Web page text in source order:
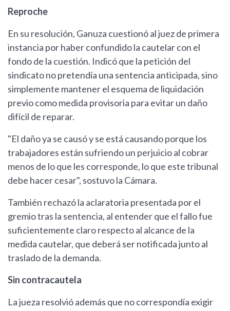
Reproche
En su resolución, Ganuza cuestionó al juez de primera
instancia por haber confundido la cautelar con el
fondo de la cuestión. Indicó que la petición del
sindicato no pretendía una sentencia anticipada, sino
simplemente mantener el esquema de liquidación
previo como medida provisoria para evitar un daño
difícil de reparar.
"El daño ya se causó y se está causando porque los
trabajadores están sufriendo un perjuicio al cobrar
menos de lo que les corresponde, lo que este tribunal
debe hacer cesar", sostuvo la Cámara.
También rechazó la aclaratoria presentada por el
gremio tras la sentencia, al entender que el fallo fue
suficientemente claro respecto al alcance de la
medida cautelar, que deberá ser notificada junto al
traslado de la demanda.
Sin contracautela
La jueza resolvió además que no correspondía exigir